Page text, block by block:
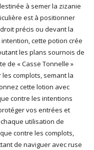
à semer la zizanie
est à positionner
précis ou devant la
cette potion crée
les plans sournois de
de « Casse Tonnelle »
complots, semant la
cette lotion avec
contre les intentions
vos entrées et
utilisation de
contre les complots,
de naviguer avec ruse